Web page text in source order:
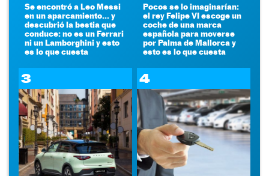
Se encontró a Leo Messi
en un aparcamiento... y
descubrió la bestia que
conduce: no es un Ferrari
ni un Lamborghini y esto
es lo que cuesta
Pocos se lo imaginarían:
el rey Felipe VI escoge un
coche de una marca
española para moverse
por Palma de Mallorca y
esto es lo que cuesta
3 4